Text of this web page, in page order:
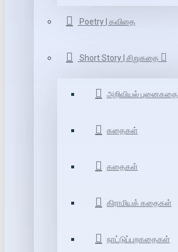
Poetry | கவிதை
Short Story | சிறுகதை
அறிவியல் புனைகதை
கதைகள்
கதைகள்
கிராமியக் கதைகள்
நாட்டுப்புறகதைகள்